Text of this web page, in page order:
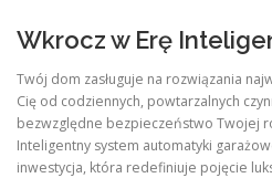
Wkrocz w Erę
Twój dom zasługuje na rozwiązania
Cię od codziennych, powtarzalnych
bezwzględne bezpieczeństwo Twojej
Inteligentny system automatyki
inwestycja, która redefiniuje pojęcie